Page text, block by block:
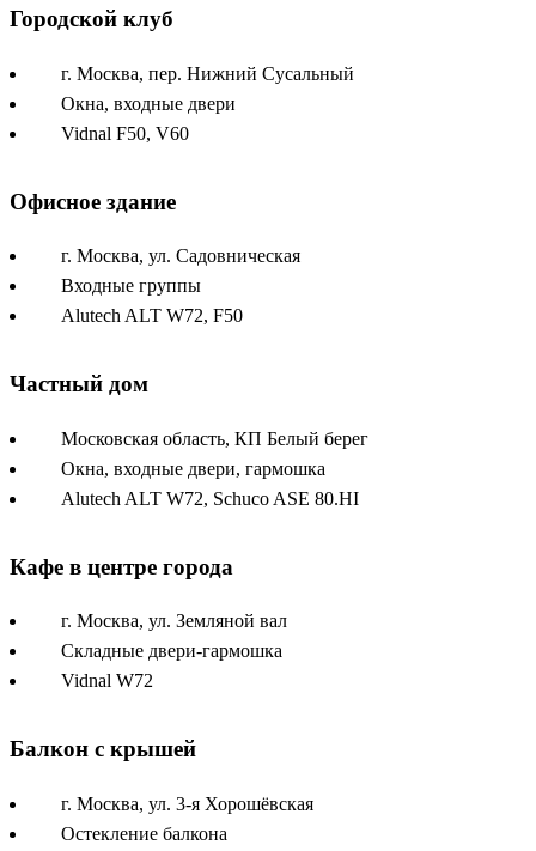
Городской клуб
г. Москва, пер. Нижний Сусальный
Окна, входные двери
Vidnal F50, V60
Офисное здание
г. Москва, ул. Садовническая
Входные группы
Alutech ALT W72, F50
Частный дом
Московская область, КП Белый берег
Окна, входные двери, гармошка
Alutech ALT W72, Schuco ASE 80.HI
Кафе в центре города
г. Москва, ул. Земляной вал
Складные двери-гармошка
Vidnal W72
Балкон с крышей
г. Москва, ул. 3-я Хорошёвская
Остекление балкона